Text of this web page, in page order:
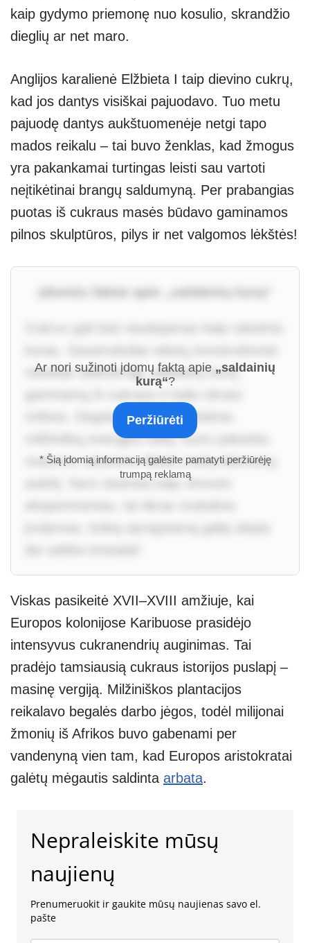
kaip gydymo priemonę nuo kosulio, skrandžio
dieglių ar net maro.
Anglijos karalienė Elžbieta I taip dievino cukrų,
kad jos dantys visiškai pajuodavo. Tuo metu
pajuodę dantys aukštuomenėje netgi tapo
mados reikalu – tai buvo ženklas, kad žmogus
yra pakankamai turtingas leisti sau vartoti
neįtikėtinai brangų saldumyną. Per prabangias
puotas iš cukraus masės būdavo gaminamos
pilnos skulptūros, pilys ir net valgomos lėkštės!
Įdomūs faktai apie „saldainių kurą“
naudoja vadinamąjį „saldainių kurą“,
mišinio. Degdamas cukrus išskiria
milžinišką energijos kiekį, kurio pakanka
mažoms raketoms iškelti į kelių kilometrų
aukštį. Nors skamba kaip virtuvės
Ar nori sužinoti įdomų faktą apie „saldainių
kurą“?
Peržiūrėti
* Šią įdomią informaciją galėsite pamatyti peržiūrėję
trumpą reklamą
Viskas pasikeitė XVII–XVIII amžiuje, kai
Europos kolonijose Karibuose prasidėjo
intensyvus cukranendrių auginimas. Tai
pradėjo tamsiausią cukraus istorijos puslapį –
masinę vergiją. Milžiniškos plantacijos
reikalavo begalės darbo jėgos, todėl milijonai
žmonių iš Afrikos buvo gabenami per
vandenyną vien tam, kad Europos aristokratai
galėtų mėgautis saldinta arbata.
Nepraleiskite mūsų
naujienų
Prenumeruokit ir gaukite mūsų naujienas savo el.
pašte